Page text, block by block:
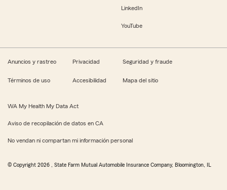
LinkedIn
YouTube
Anuncios y rastreo Privacidad Seguridad y fraude
Términos de uso Accesibilidad Mapa del sitio
WA My Health My Data Act
Aviso de recopilación de datos en CA
No vendan ni compartan mi información personal
© Copyright 2026 , State Farm Mutual Automobile Insurance Company, Bloomington, IL